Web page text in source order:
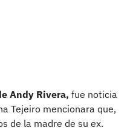
Andy Rivera, fue noticia
Tejeiro mencionara que,
de la madre de su ex.